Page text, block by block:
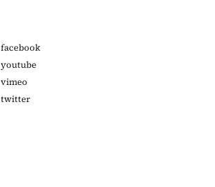
facebook
youtube
vimeo
twitter